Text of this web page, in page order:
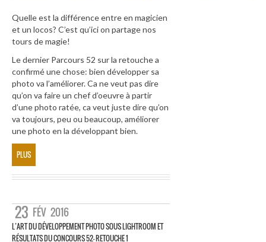
Quelle est la différence entre en magicien
et un locos? C’est qu’ici on partage nos
tours de magie!
Le dernier Parcours 52 sur la retouche a
confirmé une chose: bien développer sa
photo va l’améliorer. Ca ne veut pas dire
qu’on va faire un chef d’oeuvre à partir
d’une photo ratée, ca veut juste dire qu’on
va toujours, peu ou beaucoup, améliorer
une photo en la développant bien.
PLUS
23 FÉV 2016
L’ART DU DÉVELOPPEMENT PHOTO SOUS LIGHTROOM ET
RÉSULTATS DU CONCOURS 52- RETOUCHE 1